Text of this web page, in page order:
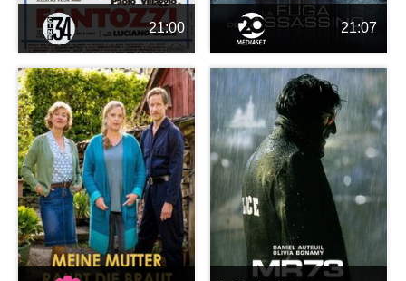
21:00 21:07